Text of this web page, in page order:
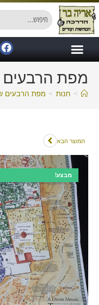
מפת הרבעים
> חנות > מפת הרבעים
מבצע!
המוצר הבא